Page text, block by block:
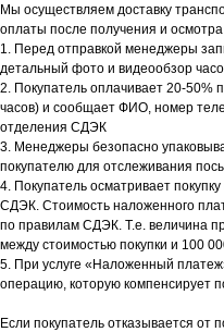
Мы осуществляем доставку
оплаты после получения и
1. Перед отправкой менеджеры
детальный фото и видеообзор
2. Покупатель оплачивает 20-50%
часов) и сообщает ФИО, номер
отделения СДЭК
3. Менеджеры безопасно
покупателю для отслеживания
4. Покупатель осматривает
СДЭК. Стоимость наложенного
по правилам СДЭК. Т.е. величина
между стоимостью покупки и 100
5. При услуге «Наложенный
операцию, которую компенсирует
Если покупатель отказывается от